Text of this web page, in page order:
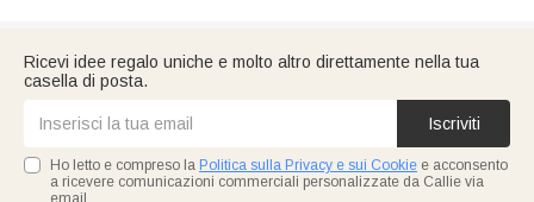
Ricevi idee regalo uniche e molto altro direttamente nella tua
casella di posta.
Iscriviti
Ho letto e compreso la Politica sulla Privacy e sui Cookie e acconsento
a ricevere comunicazioni commerciali personalizzate da Callie via